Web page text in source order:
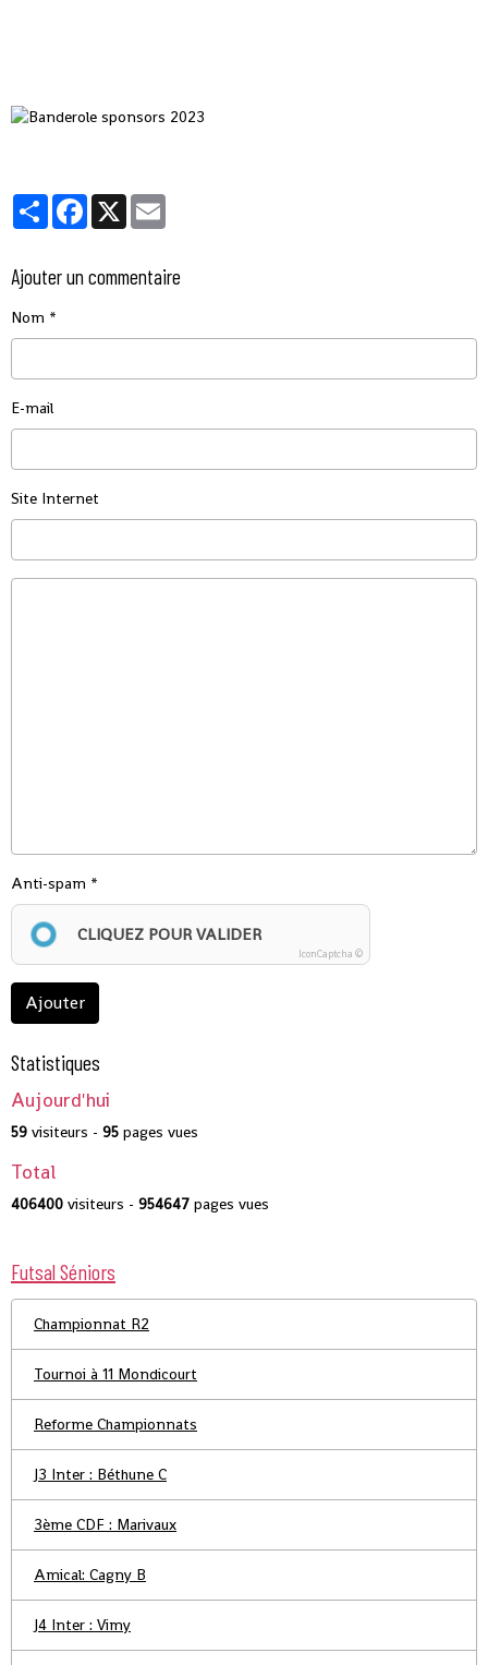
PartagerFacebook
X
Ajouter un commentaire
Nom
E-mail
Site Internet
Anti-spam
CLIQUEZ POUR VALIDER
IconCaptcha ©
Ajouter
Statistiques
Aujourd'hui
59 visiteurs - 95 pages vues
Total
406400 visiteurs - 954647 pages vues
Futsal Séniors
Championnat R2
Tournoi à 11 Mondicourt
Reforme Championnats
J3 Inter : Béthune C
3ème CDF : Marivaux
Amical: Cagny B
J4 Inter : Vimy